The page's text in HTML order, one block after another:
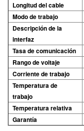
Longitud del cable
Modo de trabajo
Descripción de la
interfaz
Tasa de comunicación
Rango de voltaje
Corriente de trabajo
Temperatura de
trabajo
Temperatura relativa
Garantía